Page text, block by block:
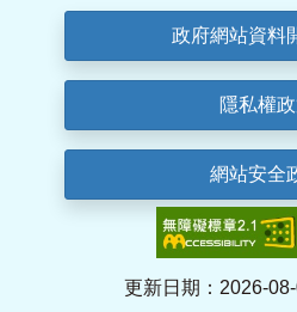
政府網站資料
隱私權
網站安全
更新日期：2026-